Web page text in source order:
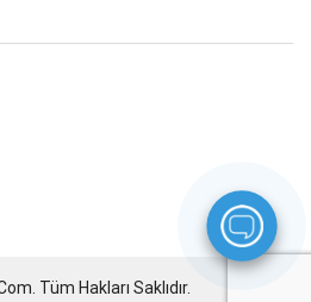
Tüm Hakları Saklıdır.